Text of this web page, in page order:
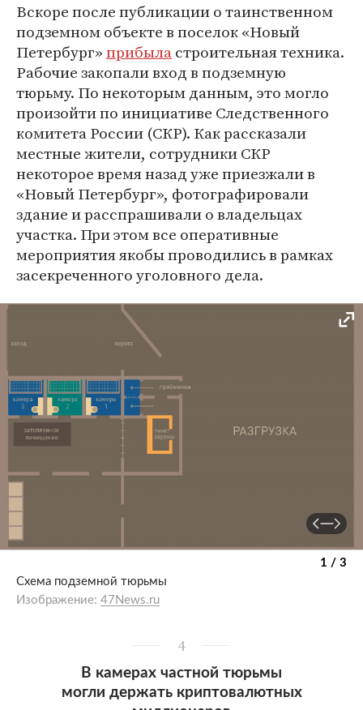
Вскоре после публикации о таинственном
подземном объекте в поселок «Новый
Петербург»прибыластроительная техника.
Рабочие закопали вход в подземную
тюрьму. По некоторым данным, это могло
произойти по инициативе Следственного
комитета России (СКР). Как рассказали
местные жители, сотрудники СКР
некоторое время назад уже приезжали в
«Новый Петербург», фотографировали
здание и расспрашивали о владельцах
участка. При этом все оперативные
мероприятия якобы проводились в рамках
засекреченного уголовного дела.
1 / 3
Схема подземной тюрьмы
Изображение: 47News.ru
4
В камерах частной тюрьмы
могли держать криптовалютных